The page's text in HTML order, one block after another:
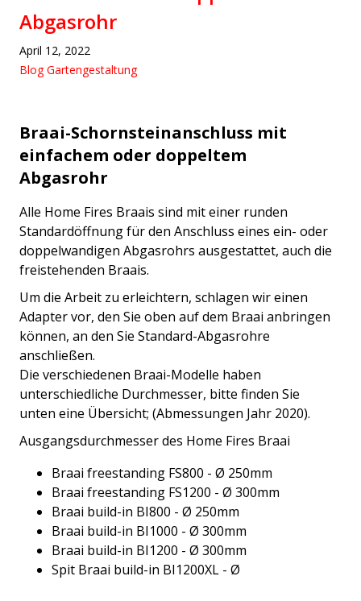
Abgasrohr
April 12, 2022
Blog Gartengestaltung
Braai-Schornsteinanschluss mit
einfachem oder doppeltem
Abgasrohr
Alle Home Fires Braais sind mit einer runden
Standardöffnung für den Anschluss eines ein- oder
doppelwandigen Abgasrohrs ausgestattet, auch die
freistehenden Braais.
Um die Arbeit zu erleichtern, schlagen wir einen
Adapter vor, den Sie oben auf dem Braai anbringen
können, an den Sie Standard-Abgasrohre
anschließen.
Die verschiedenen Braai-Modelle haben
unterschiedliche Durchmesser, bitte finden Sie
unten eine Übersicht; (Abmessungen Jahr 2020).
Ausgangsdurchmesser des Home Fires Braai
Braai freestanding FS800 - Ø 250mm
Braai freestanding FS1200 - Ø 300mm
Braai build-in BI800 - Ø 250mm
Braai build-in BI1000 - Ø 300mm
Braai build-in BI1200 - Ø 300mm
Spit Braai build-in BI1200XL - Ø